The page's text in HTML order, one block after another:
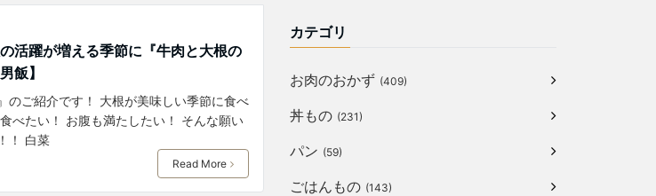
活躍が増える季節に『牛肉と大根の
飯】
のご紹介です！ 大根が美味しい季節に食べ
べたい！ お腹も満たしたい！ そんな願い
！ 白菜
Read More
カテゴリ
お肉のおかず (409)
丼もの (231)
パン (59)
ごはんもの (143)